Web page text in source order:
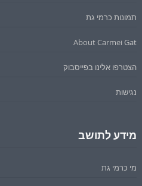
תמונות כרמי גת
About Carmei Gat
הצטרפו אלינו בפייסבוק
נגישות
מידע לתושב
מי כרמי גת